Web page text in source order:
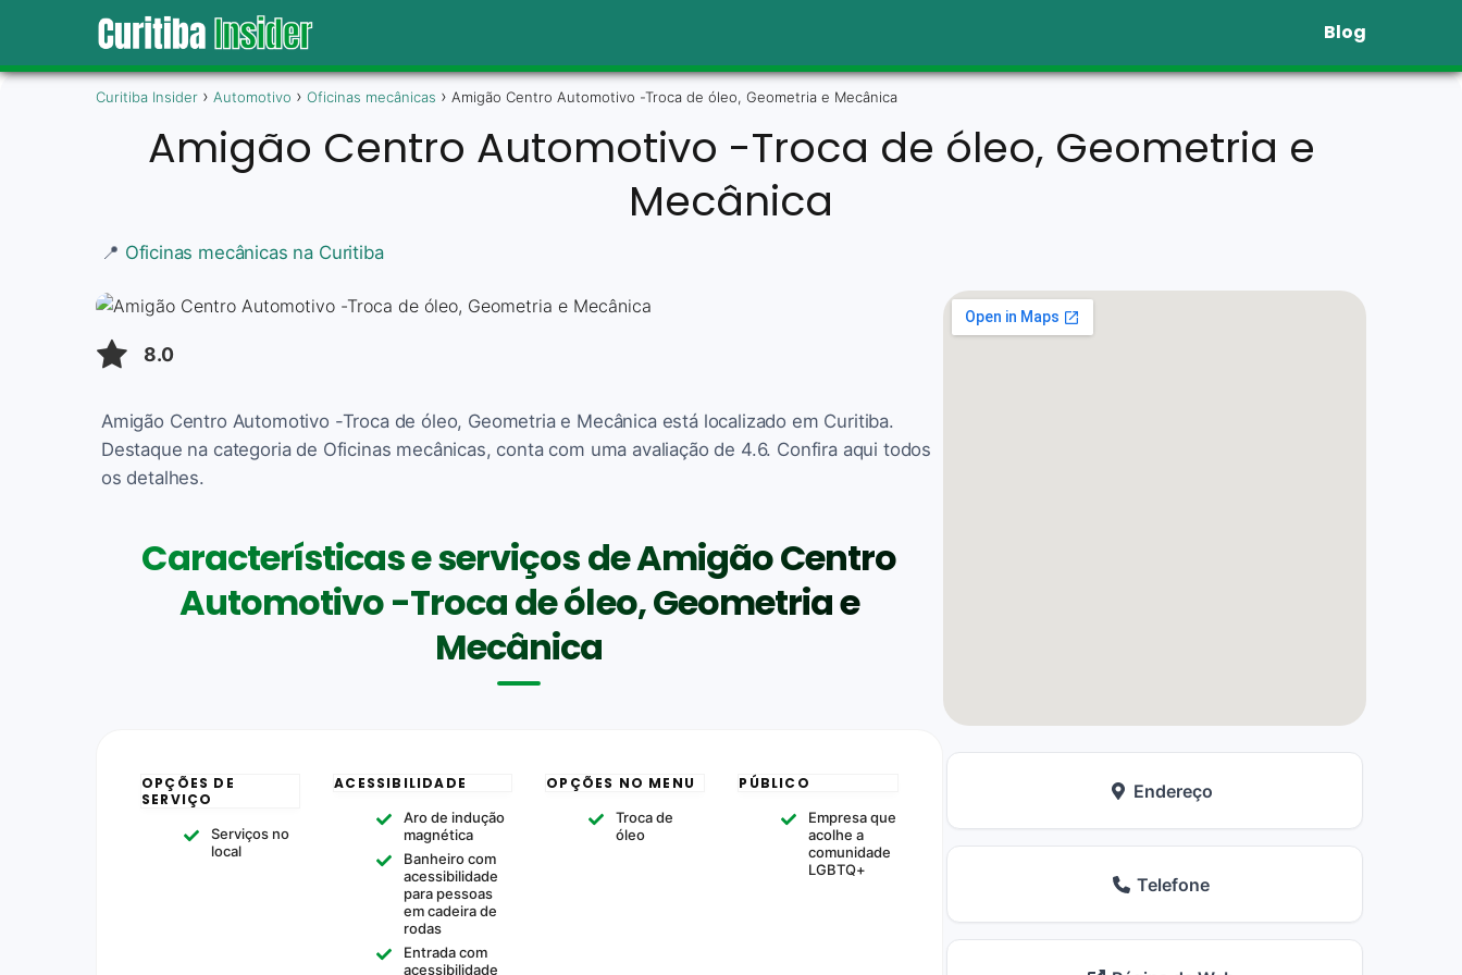
Blog
Curitiba Insider Automotivo Oficinas mecânicas Amigão Centro Automotivo -Troca de óleo, Geometria e Mecânica
Amigão Centro Automotivo -Troca de óleo, Geometria e
Mecânica
📍 Oficinas mecânicas na Curitiba
8.0
Amigão Centro Automotivo -Troca de óleo, Geometria e Mecânica está localizado em Curitiba.
Destaque na categoria de Oficinas mecânicas, conta com uma avaliação de 4.6. Confira aqui todos
os detalhes.
Características e serviços de Amigão Centro
Automotivo -Troca de óleo, Geometria e
Mecânica
OPÇÕES DE
SERVIÇO
Serviços no
local
ACESSIBILIDADE
Aro de indução
magnética
Banheiro com
acessibilidade
para pessoas
em cadeira de
rodas
Entrada com
acessibilidade
OPÇÕES NO MENU
Troca de
óleo
PÚBLICO
Empresa que
acolhe a
comunidade
LGBTQ+
Endereço
Telefone